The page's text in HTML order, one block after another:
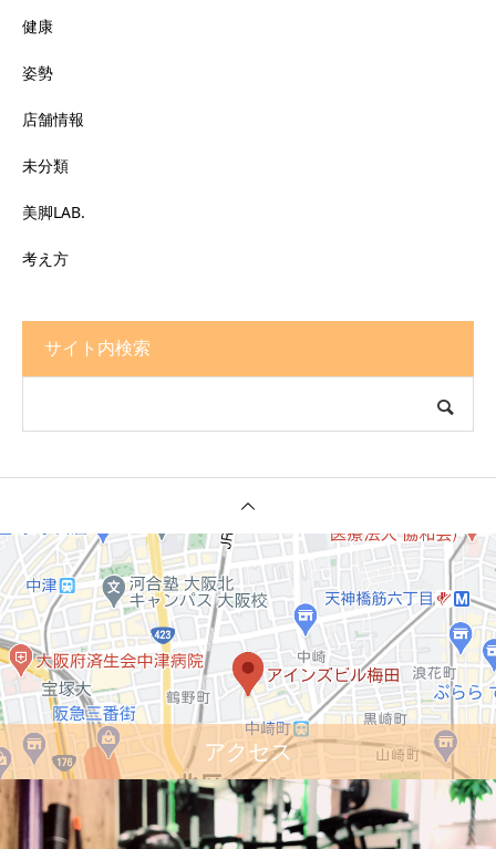
健康
姿勢
店舗情報
未分類
美脚LAB.
考え方
サイト内検索
アクセス